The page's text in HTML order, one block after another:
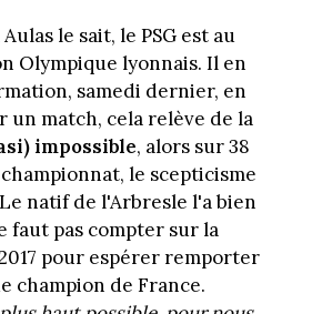
le sait, le PSG est au
Olympique lyonnais. Il en
samedi dernier, en
un match, cela relève de la
impossible, alors sur 38
le scepticisme
natif de l'Arbresle l'a bien
faut pas compter sur la
pour espérer remporter
champion de France.